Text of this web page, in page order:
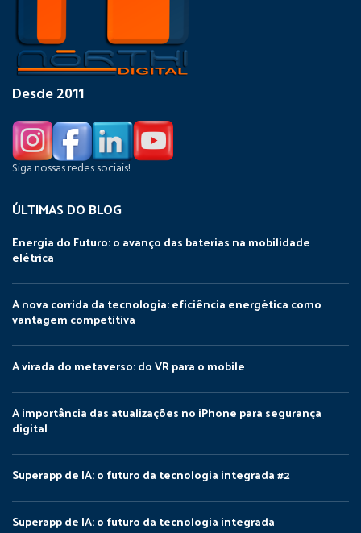
Desde 2011
Siga nossas redes sociais!
ÚLTIMAS DO BLOG
Energia do Futuro: o avanço das baterias na mobilidade
elétrica
A nova corrida da tecnologia: eficiência energética como
vantagem competitiva
A virada do metaverso: do VR para o mobile
A importância das atualizações no iPhone para segurança
digital
Superapp de IA: o futuro da tecnologia integrada #2
Superapp de IA: o futuro da tecnologia integrada